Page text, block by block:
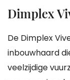
Ga
naar
het
begin
van
Dimplex
De Dimplex
inbouwhaard
veelzijdige